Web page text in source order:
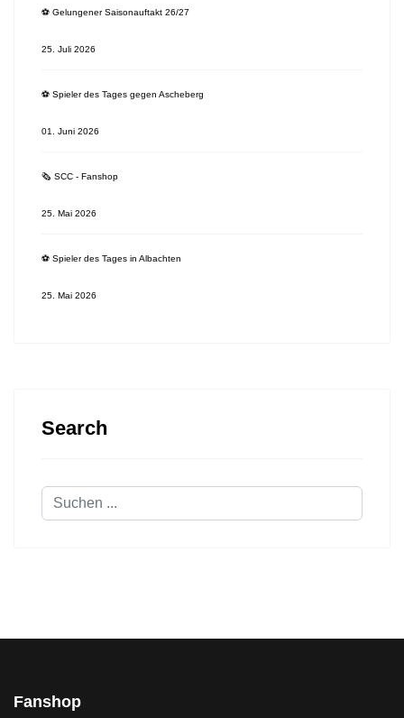
⚽️ Gelungener Saisonauftakt 26/27
25. Juli 2026
⚽️ Spieler des Tages gegen Ascheberg
01. Juni 2026
🗞 SCC - Fanshop
25. Mai 2026
⚽️ Spieler des Tages in Albachten
25. Mai 2026
Search
Suchen
Fanshop